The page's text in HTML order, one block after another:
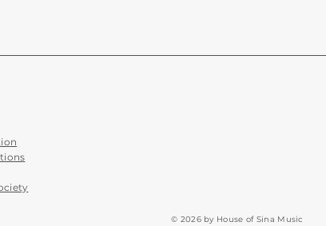
© 2026 by House of Sina Music